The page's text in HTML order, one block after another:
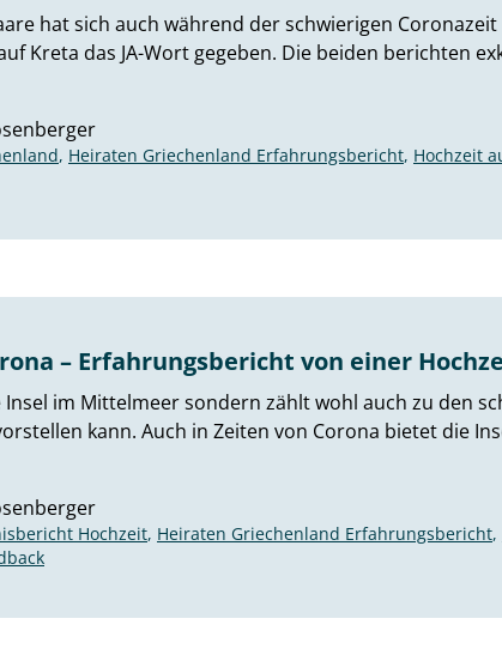
hat sich auch während der schwierigen
Kreta das JA-Wort gegeben. Die beiden berichten
, Heiraten Griechenland Erfahrungsbericht, Hochzeit
– Erfahrungsbericht von einer
im Mittelmeer sondern zählt wohl auch zu den
kann. Auch in Zeiten von Corona bietet die
Hochzeit, Heiraten Griechenland Erfahrungsbericht,